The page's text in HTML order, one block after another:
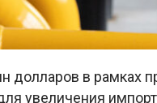
долларов в рамках
увеличения